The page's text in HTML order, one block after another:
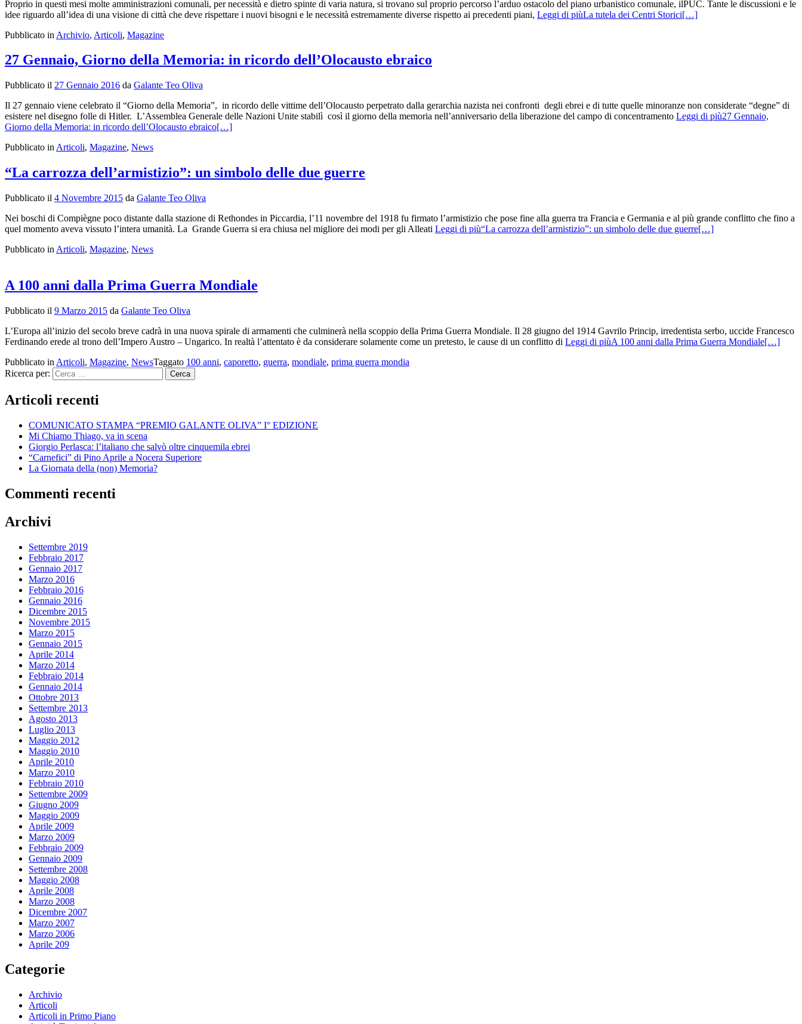
Proprio in questi mesi molte amministrazioni comunali, per necessità e dietro spinte di varia natura, si trovano sul proprio percorso l’arduo ostacolo del piano urbanistico comunale, ilPUC. Tante le discussioni e le
idee riguardo all’idea di una visione di città che deve rispettare i nuovi bisogni e le necessità estremamente diverse rispetto ai precedenti piani, Leggi di piùLa tutela dei Centri Storici[…]
Pubblicato in Archivio, Articoli, Magazine
27 Gennaio, Giorno della Memoria: in ricordo dell’Olocausto ebraico
Pubblicato il 27 Gennaio 2016 da Galante Teo Oliva
Il 27 gennaio viene celebrato il “Giorno della Memoria”, in ricordo delle vittime dell’Olocausto perpetrato dalla gerarchia nazista nei confronti degli ebrei e di tutte quelle minoranze non considerate “degne” di
esistere nel disegno folle di Hitler. L’Assemblea Generale delle Nazioni Unite stabilì così il giorno della memoria nell’anniversario della liberazione del campo di concentramento Leggi di più27 Gennaio,
Giorno della Memoria: in ricordo dell’Olocausto ebraico[…]
Pubblicato in Articoli, Magazine, News
“La carrozza dell’armistizio”: un simbolo delle due guerre
Pubblicato il 4 Novembre 2015 da Galante Teo Oliva
Nei boschi di Compiègne poco distante dalla stazione di Rethondes in Piccardia, l’11 novembre del 1918 fu firmato l’armistizio che pose fine alla guerra tra Francia e Germania e al più grande conflitto che fino a
quel momento aveva vissuto l’intera umanità. La Grande Guerra si era chiusa nel migliore dei modi per gli Alleati Leggi di più“La carrozza dell’armistizio”: un simbolo delle due guerre[…]
Pubblicato in Articoli, Magazine, News
A 100 anni dalla Prima Guerra Mondiale
Pubblicato il 9 Marzo 2015 da Galante Teo Oliva
L’Europa all’inizio del secolo breve cadrà in una nuova spirale di armamenti che culminerà nella scoppio della Prima Guerra Mondiale. Il 28 giugno del 1914 Gavrilo Princip, irredentista serbo, uccide Francesco
Ferdinando erede al trono dell’Impero Austro – Ungarico. In realtà l’attentato è da considerare solamente come un pretesto, le cause di un conflitto di Leggi di piùA 100 anni dalla Prima Guerra Mondiale[…]
Pubblicato in Articoli, Magazine, NewsTaggato 100 anni, caporetto, guerra, mondiale, prima guerra mondia
Ricerca per:
Articoli recenti
COMUNICATO STAMPA “PREMIO GALANTE OLIVA” I° EDIZIONE
Mi Chiamo Thiago, va in scena
Giorgio Perlasca: l’italiano che salvò oltre cinquemila ebrei
“Carnefici” di Pino Aprile a Nocera Superiore
La Giornata della (non) Memoria?
Commenti recenti
Archivi
Settembre 2019
Febbraio 2017
Gennaio 2017
Marzo 2016
Febbraio 2016
Gennaio 2016
Dicembre 2015
Novembre 2015
Marzo 2015
Gennaio 2015
Aprile 2014
Marzo 2014
Febbraio 2014
Gennaio 2014
Ottobre 2013
Settembre 2013
Agosto 2013
Luglio 2013
Maggio 2012
Maggio 2010
Aprile 2010
Marzo 2010
Febbraio 2010
Settembre 2009
Giugno 2009
Maggio 2009
Aprile 2009
Marzo 2009
Febbraio 2009
Gennaio 2009
Settembre 2008
Maggio 2008
Aprile 2008
Marzo 2008
Dicembre 2007
Marzo 2007
Marzo 2006
Aprile 209
Categorie
Archivio
Articoli
Articoli in Primo Piano